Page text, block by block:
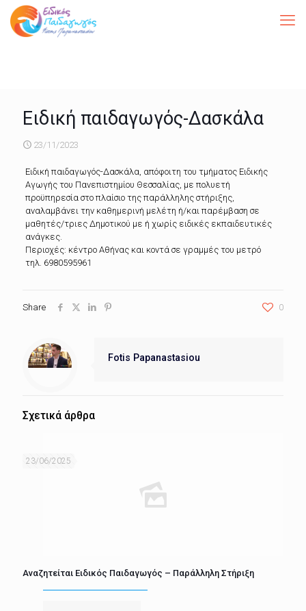
Ειδική παιδαγωγός-Δασκάλα
23/11/2023
Ειδική παιδαγωγός-Δασκάλα, απόφοιτη του τμήματος Ειδικής
Αγωγής του Πανεπιστημίου Θεσσαλίας, με πολυετή
προϋπηρεσία στο πλαίσιο της παράλληλης στήριξης,
αναλαμβάνει την καθημερινή μελέτη ή/και παρέμβαση σε
μαθητές/τριες Δημοτικού με ή χωρίς ειδικές εκπαιδευτικές
ανάγκες.
Περιοχές: κέντρο Αθήνας και κοντά σε γραμμές του μετρό
τηλ. 6980595961
Share 0
Fotis Papanastasiou
Σχετικά άρθρα
23/06/2025
Αναζητείται Ειδικός Παιδαγωγός – Παράλληλη Στήριξη